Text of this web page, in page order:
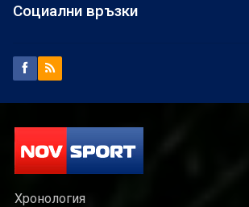
Социални връзки
Хронология